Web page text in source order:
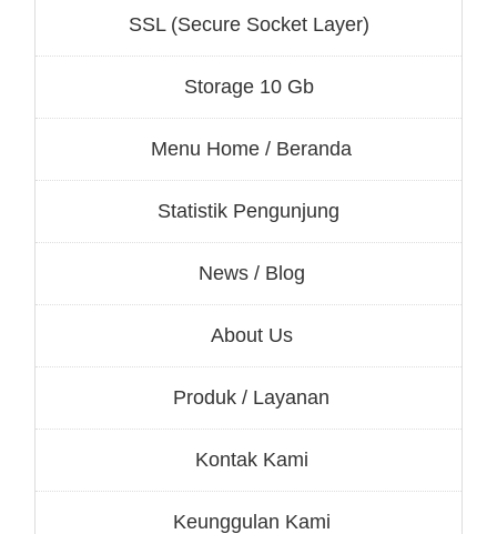
SSL (Secure Socket Layer)
Storage 10 Gb
Menu Home / Beranda
Statistik Pengunjung
News / Blog
About Us
Produk / Layanan
Kontak Kami
Keunggulan Kami